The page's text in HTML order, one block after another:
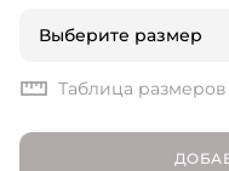
Выберите размер
Таблица размеров